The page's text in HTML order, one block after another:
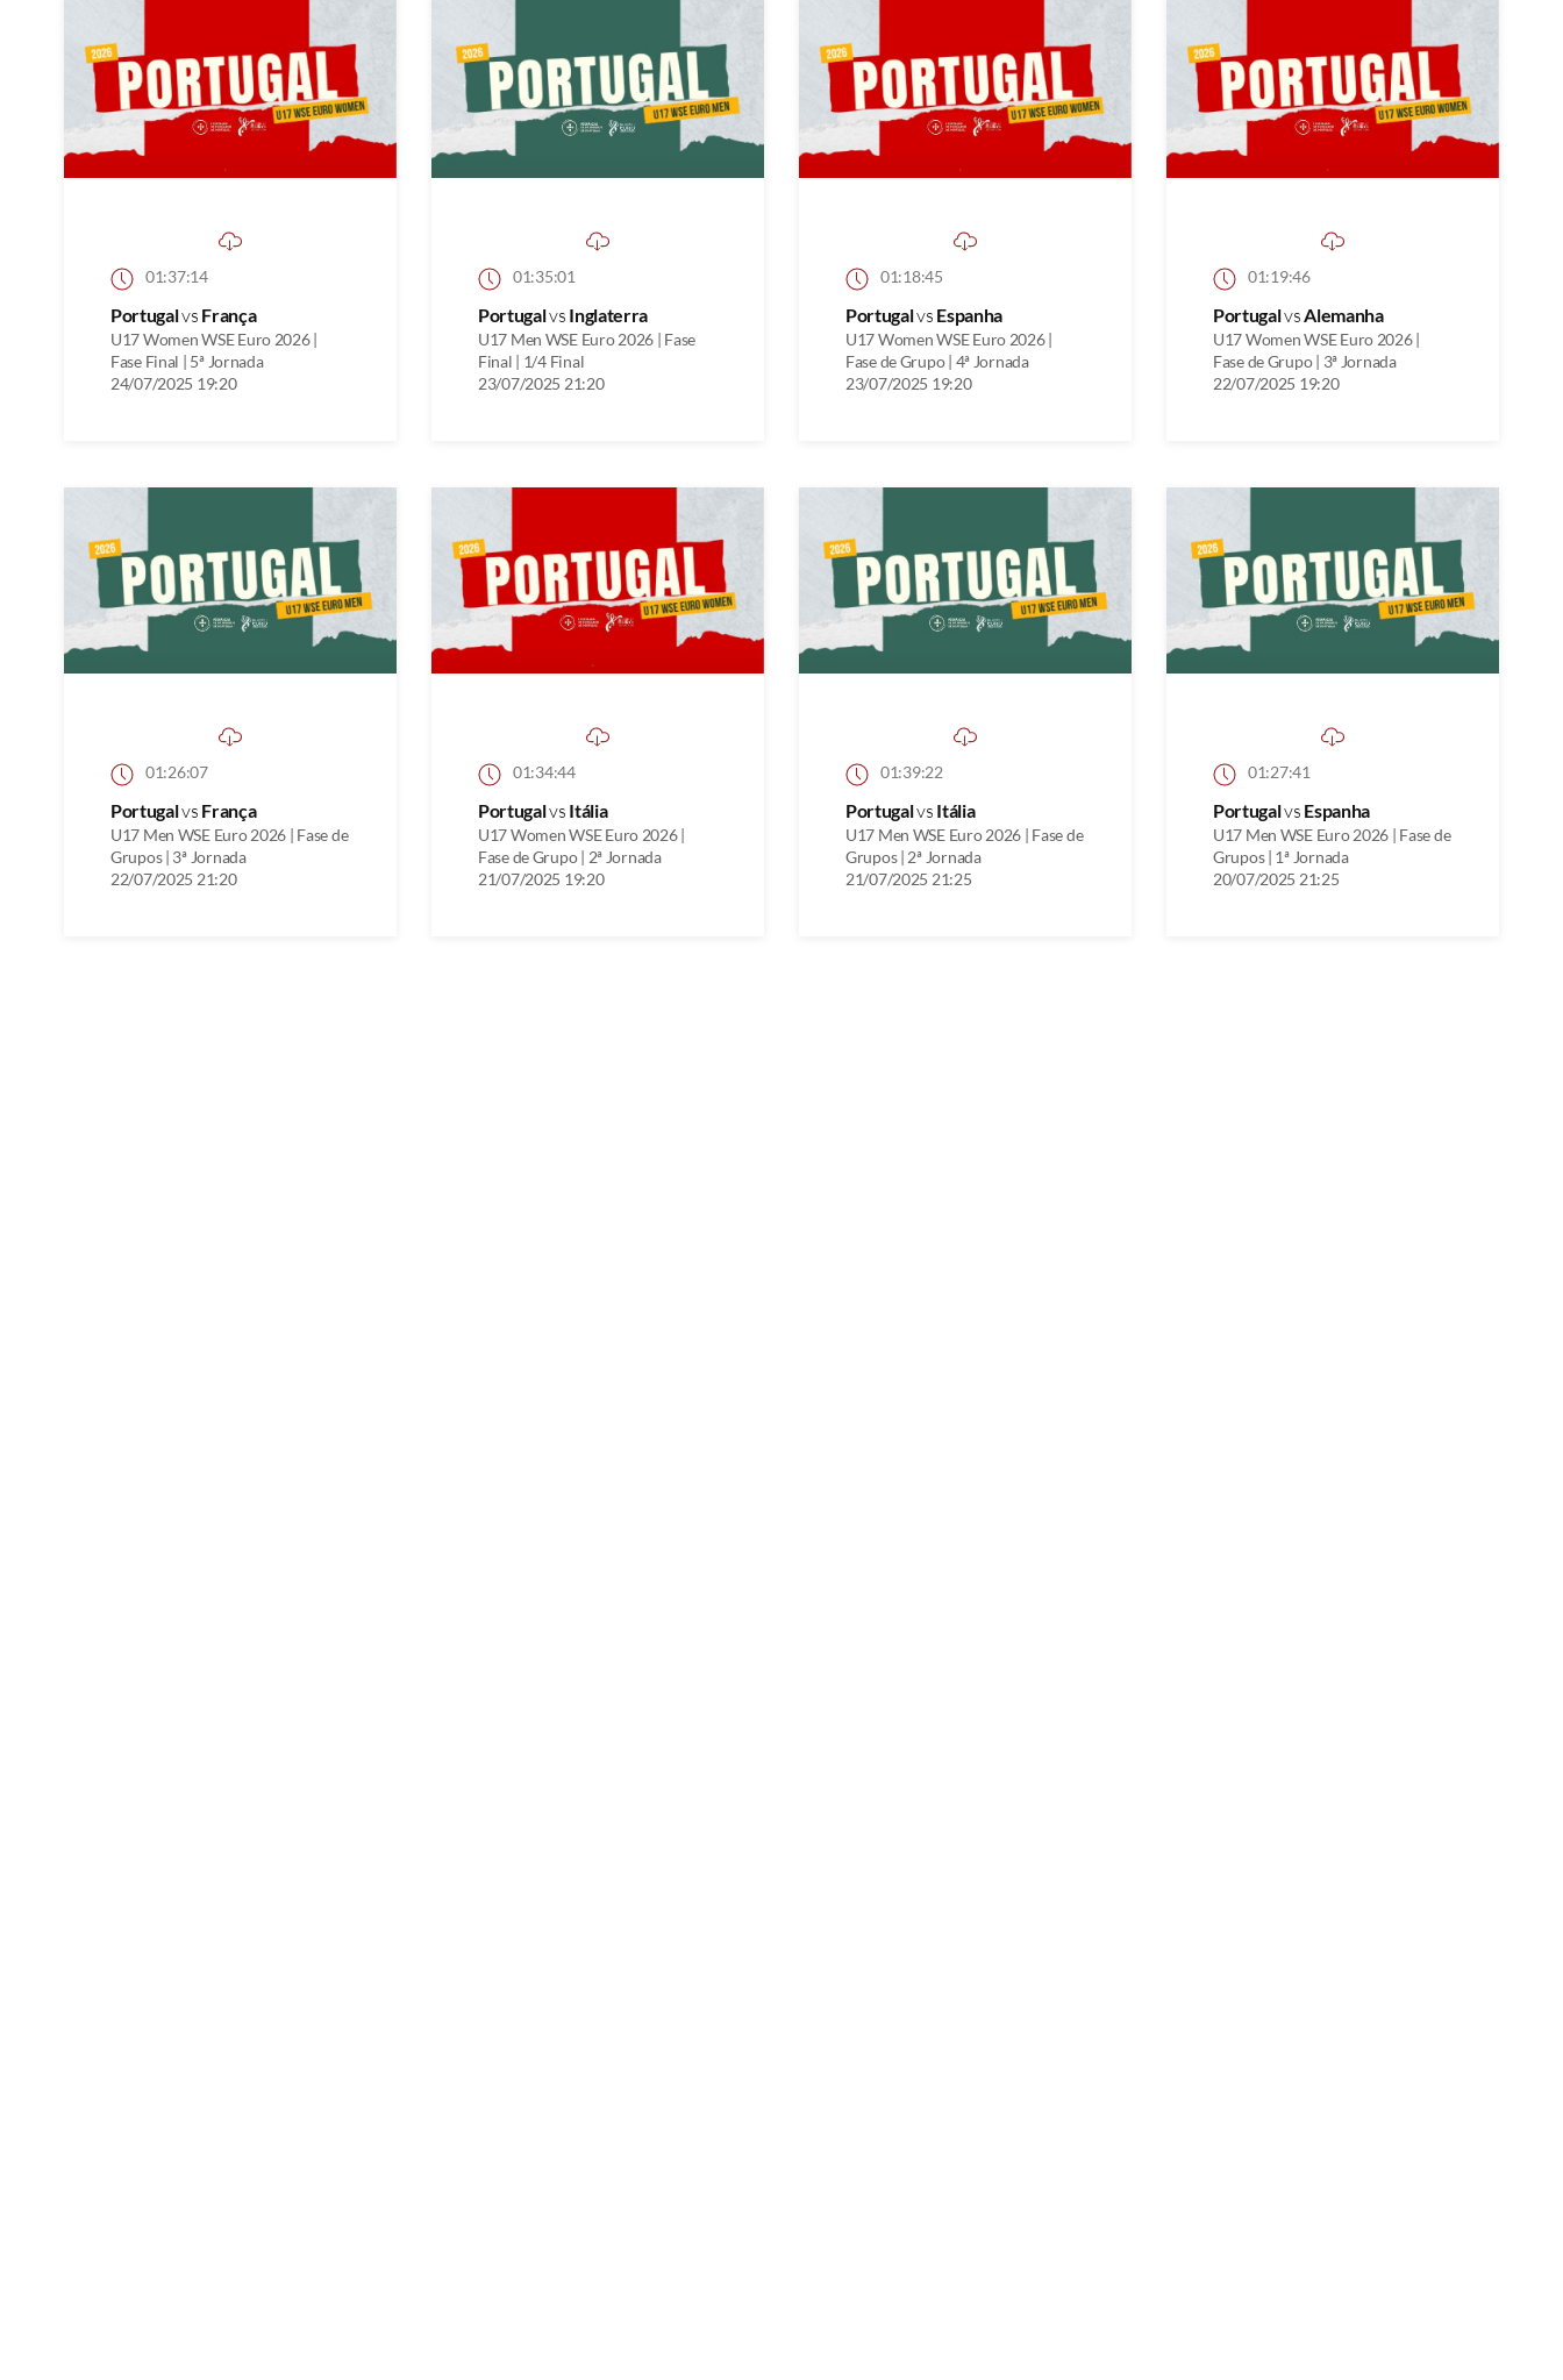
01:37:14
Portugalvs França
U17 Women WSE Euro 2026 |
Fase Final | 5ª Jornada
24/07/2025 19:20
01:35:01
Portugalvs Inglaterra
U17 Men WSE Euro 2026 | Fase
Final | 1/4 Final
23/07/2025 21:20
01:18:45
Portugalvs Espanha
U17 Women WSE Euro 2026 |
Fase de Grupo | 4ª Jornada
23/07/2025 19:20
01:19:46
PortugalvsAlemanha
U17 Women WSE Euro 2026 |
Fase de Grupo | 3ª Jornada
22/07/2025 19:20
01:26:07
Portugalvs França
U17 Men WSE Euro 2026 | Fase de
Grupos | 3ª Jornada
22/07/2025 21:20
01:34:44
Portugalvs Itália
U17 Women WSE Euro 2026 |
Fase de Grupo | 2ª Jornada
21/07/2025 19:20
01:39:22
Portugalvs Itália
U17 Men WSE Euro 2026 | Fase de
Grupos | 2ª Jornada
21/07/2025 21:25
01:27:41
Portugalvs Espanha
U17 Men WSE Euro 2026 | Fase de
Grupos | 1ª Jornada
20/07/2025 21:25